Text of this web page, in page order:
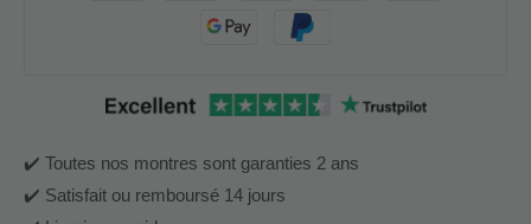
✔️ Toutes nos montres sont garanties 2 ans
✔️ Satisfait ou remboursé 14 jours